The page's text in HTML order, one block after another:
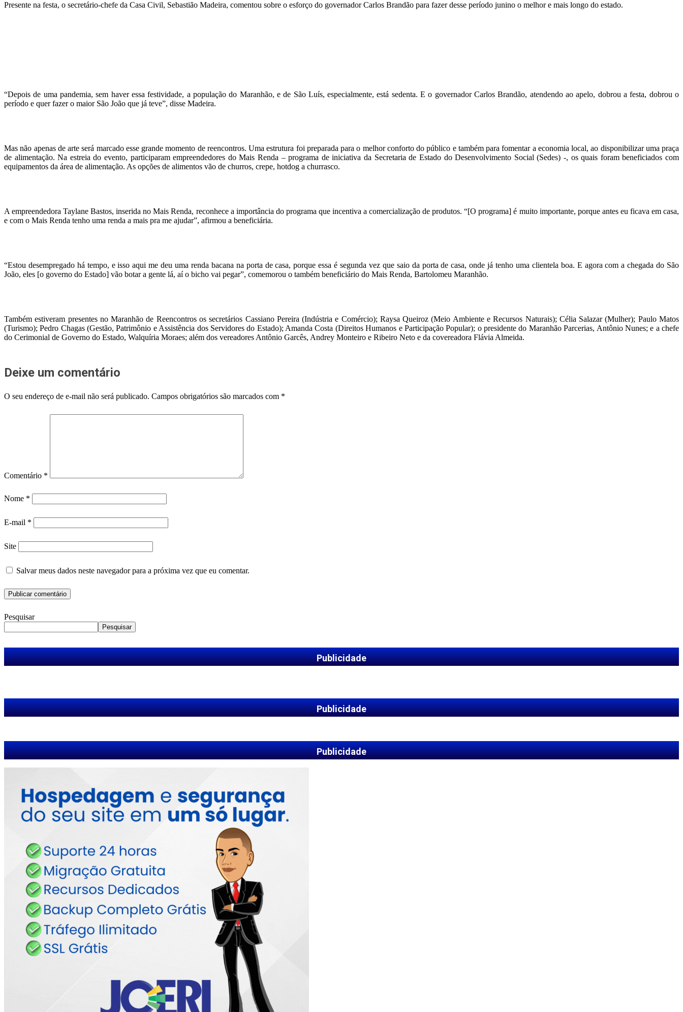
Presente na festa, o secretário-chefe da Casa Civil, Sebastião Madeira, comentou sobre o esforço do governador Carlos Brandão para fazer desse período junino o melhor e mais longo do estado.
“Depois de uma pandemia, sem haver essa festividade, a população do Maranhão, e de São Luís, especialmente, está sedenta. E o governador Carlos Brandão, atendendo ao apelo, dobrou a festa, dobrou o
período e quer fazer o maior São João que já teve”, disse Madeira.
Mas não apenas de arte será marcado esse grande momento de reencontros. Uma estrutura foi preparada para o melhor conforto do público e também para fomentar a economia local, ao disponibilizar uma praça
de alimentação. Na estreia do evento, participaram empreendedores do Mais Renda – programa de iniciativa da Secretaria de Estado do Desenvolvimento Social (Sedes) -, os quais foram beneficiados com
equipamentos da área de alimentação. As opções de alimentos vão de churros, crepe, hotdog a churrasco.
A empreendedora Taylane Bastos, inserida no Mais Renda, reconhece a importância do programa que incentiva a comercialização de produtos. “[O programa] é muito importante, porque antes eu ficava em casa,
e com o Mais Renda tenho uma renda a mais pra me ajudar”, afirmou a beneficiária.
“Estou desempregado há tempo, e isso aqui me deu uma renda bacana na porta de casa, porque essa é segunda vez que saio da porta de casa, onde já tenho uma clientela boa. E agora com a chegada do São
João, eles [o governo do Estado] vão botar a gente lá, aí o bicho vai pegar”, comemorou o também beneficiário do Mais Renda, Bartolomeu Maranhão.
Também estiveram presentes no Maranhão de Reencontros os secretários Cassiano Pereira (Indústria e Comércio); Raysa Queiroz (Meio Ambiente e Recursos Naturais); Célia Salazar (Mulher); Paulo Matos
(Turismo); Pedro Chagas (Gestão, Patrimônio e Assistência dos Servidores do Estado); Amanda Costa (Direitos Humanos e Participação Popular); o presidente do Maranhão Parcerias, Antônio Nunes; e a chefe
do Cerimonial de Governo do Estado, Walquíria Moraes; além dos vereadores Antônio Garcês, Andrey Monteiro e Ribeiro Neto e da covereadora Flávia Almeida.
Deixe um comentário
O seu endereço de e-mail não será publicado. Campos obrigatórios são marcados com *
Comentário *
Nome *
E-mail *
Site
Salvar meus dados neste navegador para a próxima vez que eu comentar.
Pesquisar
Pesquisar
Publicidade
Publicidade
Publicidade